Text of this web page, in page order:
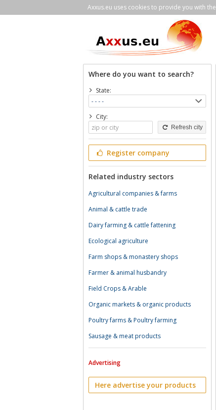
Axxus.eu uses cookies to provide you with
Where do you want to search?
State:
City:
Refresh city
Register company
Related industry sectors
Agricultural companies & farms
Animal & cattle trade
Dairy farming & cattle fattening
Ecological agriculture
Farm shops & monastery shops
Farmer & animal husbandry
Field Crops & Arable
Organic markets & organic products
Poultry farms & Poultry farming
Sausage & meat products
Advertising
Here advertise your products